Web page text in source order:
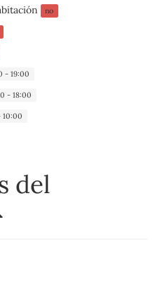
no
- 19:00
- 18:00
10:00
del